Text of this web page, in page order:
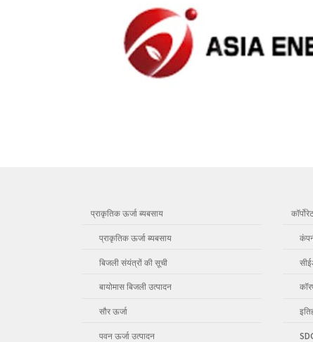
प्राकृतिक ऊर्जा ब्यबसाय
प्राकृतिक ऊर्जा ब्यबसाय
बिजली संयंत्रों की सूची
बायोमास बिजली उत्पादन
सौर ऊर्जा
पवन ऊर्जा उत्पादन